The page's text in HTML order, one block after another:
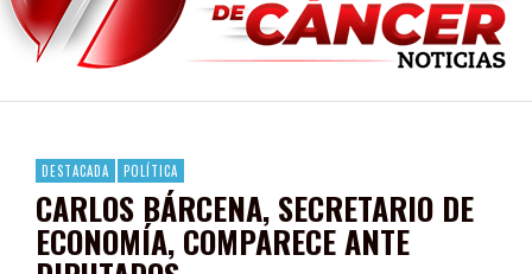
RECONOCE PEPE SALDÍVAR A ARTISTA ZACATECANA VICTORIA HERNÁNDEZ
EGRESA GOBIERNO DE PEPE SALDÍVAR A 500 NUEVAS EMPRESARIAS
SON MUJERES GUADALUPENSES PRINCIPALES BENEFICIADAS DEL PROGRAMA
DESTACADA POLÍTICA
CARLOS BÁRCENA, SECRETARIO DE
ECONOMÍA, COMPARECE ANTE